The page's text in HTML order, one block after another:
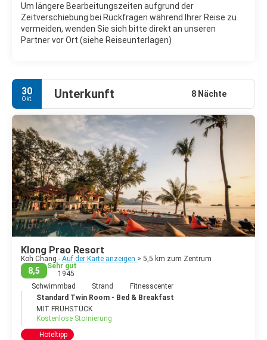
Um längere Bearbeitungszeiten aufgrund der
Zeitverschiebung bei Rückfragen während Ihrer Reise zu
vermeiden, wenden Sie sich bitte direkt an unseren
Partner vor Ort (siehe Reiseunterlagen)
30
Okt. Unterkunft 8 Nächte
Klong Prao Resort
Koh Chang - Auf der Karte anzeigen > 5,5 km zum Zentrum
8,5
Sehr gut
1945
Schwimmbad
Strand
Fitnesscenter
Standard Twin Room - Bed & Breakfast
MIT FRÜHSTÜCK
Kostenlose Stornierung
Hoteltipp